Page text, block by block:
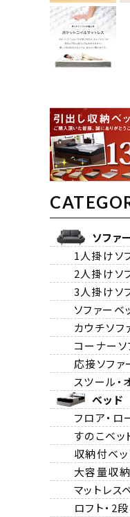
ソファ
1人掛けソ
2人掛けソ
3人掛けソ
ソファーベ
カウチソフ
コーナーソ
応接ソファ
スツール・
ベッド
フロア・ロ
すのこベッ
収納付ベッ
大容量収
マットレス
ロフト・2